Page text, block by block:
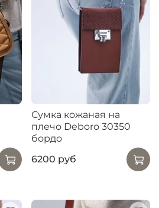
Сумка кожаная на
плечо Deboro 30350
бордо
6200 руб